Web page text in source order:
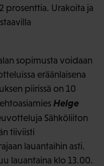
prosenttia. Urakoita ja
sopimusta voidaan
eräänlaisena
piirissä on 10
Helge
Sähköliiton
tiiviisti
lauantaihin asti.
lauantaina klo 13.00.